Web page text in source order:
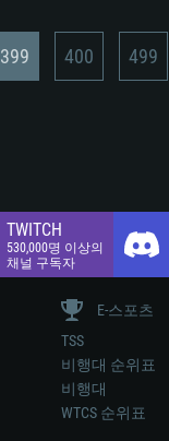
399 400 499
TWITCH
530,000명 이상의
채널 구독자
E-스포츠
TSS
비행대 순위표
비행대
WTCS 순위표